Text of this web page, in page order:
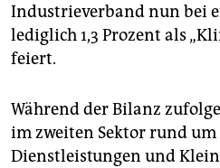
Industrieverband nun bei
lediglich 1,3 Prozent als
feiert.
Während der Bilanz
im zweiten Sektor rund
Dienstleistungen und